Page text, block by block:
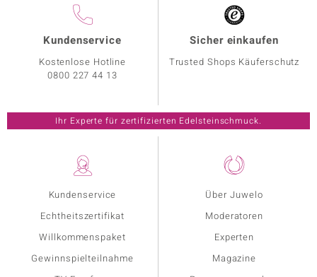
Kundenservice
Echtheitszertifikat
Willkommenspaket
Gewinnspielteilnahme
Über Juwelo
Moderatoren
Experten
Magazine
Kundenservice
Kostenlose Hotline
0800 227 44 13
Sicher einkaufen
Trusted Shops Käuferschutz
Ihr Experte für zertifizierten Edelsteinschmuck.